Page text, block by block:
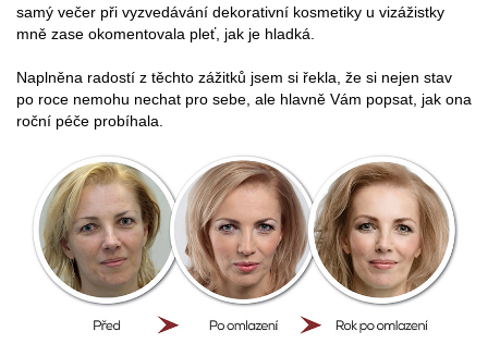
samý večer při vyzvedávání dekorativní kosmetiky u vizážistky
mně zase okomentovala pleť, jak je hladká.
Naplněna radostí z těchto zážitků jsem si řekla, že si nejen stav
po roce nemohu nechat pro sebe, ale hlavně Vám popsat, jak ona
roční péče probíhala.